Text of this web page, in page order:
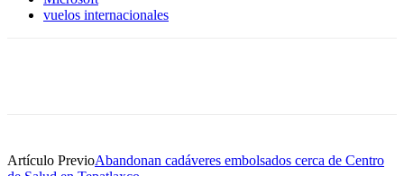
vuelos internacionales
Artículo PrevioAbandonan cadáveres embolsados cerca de Centro